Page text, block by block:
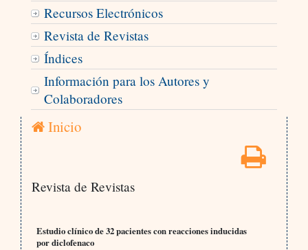
Recursos Electrónicos
Revista de Revistas
Índices
Información para los Autores y
Colaboradores
Inicio
Revista de Revistas
Estudio clínico de 32 pacientes con reacciones inducidas
por diclofenaco